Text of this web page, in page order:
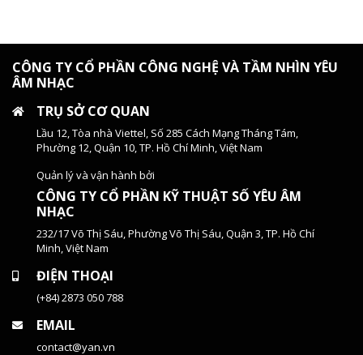
CÔNG TY CỔ PHẦN CÔNG NGHỆ VÀ TẦM NHÌN YÊU
ÂM NHẠC
TRỤ SỞ CƠ QUAN
Lầu 12, Tòa nhà Viettel, Số 285 Cách Mạng Tháng Tám,
Phường 12, Quận 10, TP. Hồ Chí Minh, Việt Nam
Quản lý và vận hành bởi
CÔNG TY CỔ PHẦN KỸ THUẬT SỐ YÊU ÂM
NHẠC
232/17 Võ Thị Sáu, Phường Võ Thị Sáu, Quận 3, TP. Hồ Chí
Minh, Việt Nam
ĐIỆN THOẠI
(+84) 2873 050 788
EMAIL
contact@yan.vn